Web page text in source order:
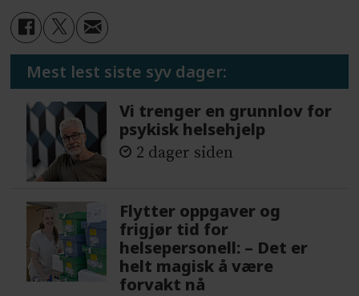
Mest lest siste syv dager:
Vi trenger en grunnlov for
psykisk helsehjelp
2 dager siden
Flytter oppgaver og
frigjør tid for
helsepersonell: – Det er
helt magisk å være
forvakt nå